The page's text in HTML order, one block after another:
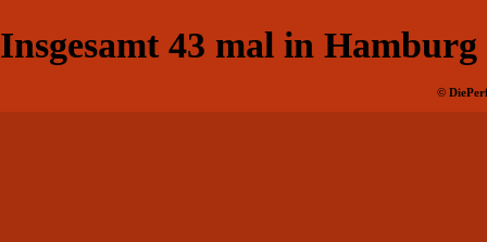
Insgesamt 43 mal in Hamburg
©